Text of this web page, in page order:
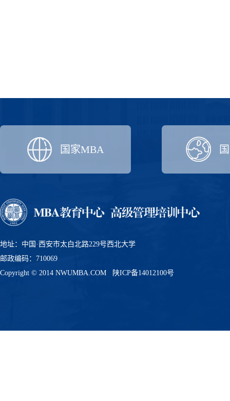
国家MBA
地址：中国·西安市太白北路229号西北大学
邮政编码：710069
Copyright © 2014 NWUMBA.COM
陕ICP备14012100号